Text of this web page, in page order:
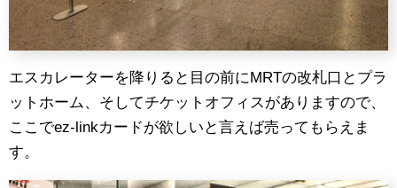
エスカレーターを降りると目の前にMRTの改札口とプラ
ットホーム、そしてチケットオフィスがありますので、
ここでez-linkカードが欲しいと言えば売ってもらえま
す。